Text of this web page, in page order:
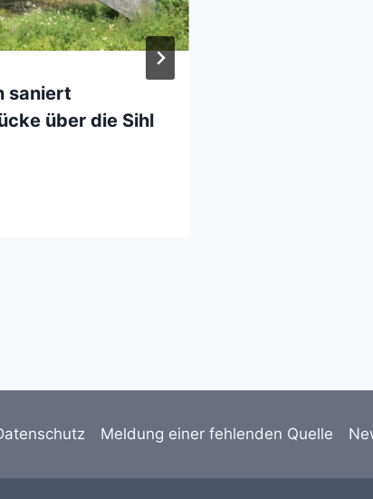
saniert
über die Sihl
Meldung einer fehlenden Quelle